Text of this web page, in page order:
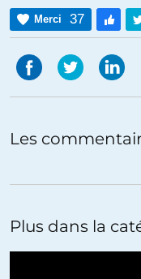
Merci 37
Les
Plus dans la